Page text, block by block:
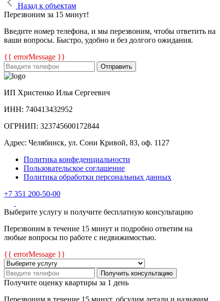
Назад к объектам
Перезвоним за 15 минут!
Введите номер телефона, и мы перезвоним, чтобы ответить на
ваши вопросы. Быстро, удобно и без долгого ожидания.
{{ errorMessage }}
Отправить
ИП Христенко Илья Сергеевич
ИНН: 740413432952
ОГРНИП: 323745600172844
Адрес: Челябинск, ул. Сони Кривой, 83, оф. 1127
Политика конфеденциальности
Пользовательское соглашение
Политика обработки персональных данных
+7 351 200-50-00
Выберите услугу и получите бесплатную консультацию
Перезвоним в течение 15 минут и подробно ответим на
любые вопросы по работе с недвижимостью.
{{ errorMessage }}
Получить консультацию
Получите оценку квартиры за 1 день